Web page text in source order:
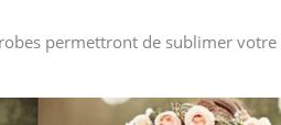
permettront de sublimer votre